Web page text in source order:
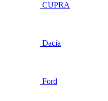
CUPRA
Dacia
Ford